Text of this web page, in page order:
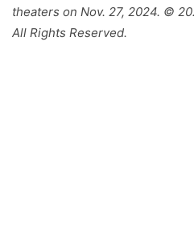
theaters on Nov. 27, 2024. ©
All Rights Reserved.